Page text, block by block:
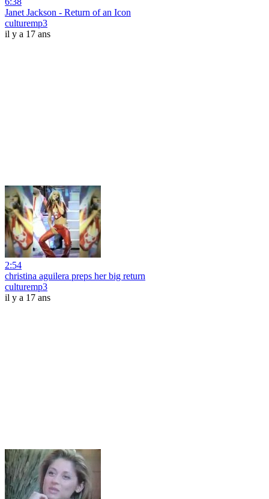
Janet Jackson - Return of an Icon
culturemp3
il y a 17 ans
2:54
christina aguilera preps her big return
culturemp3
il y a 17 ans